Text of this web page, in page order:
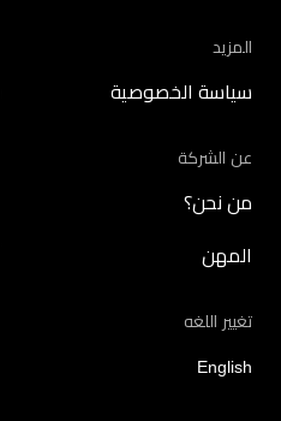
المزيد
سياسة الخصوصية
عن الشركة
من نحن؟
المهن
تغيير اللغه
English